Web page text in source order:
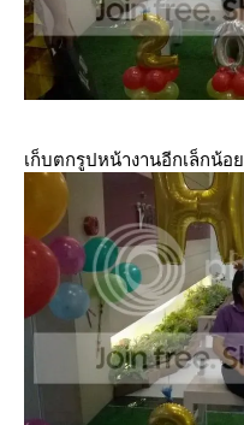
เก็บตกรูปหน้างานอีกเล็กน้อ